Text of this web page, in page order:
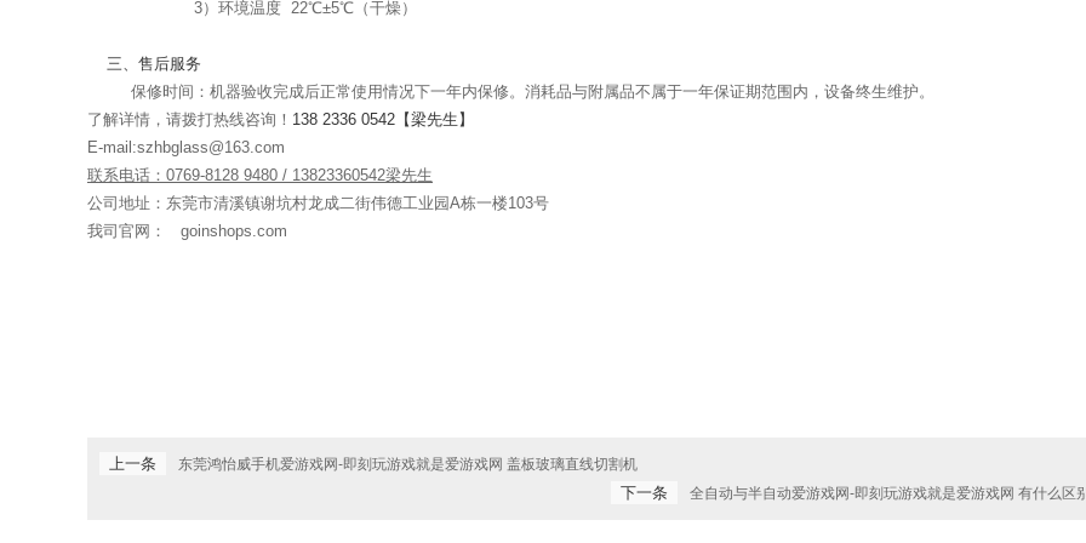
3）环境温度 22℃±5℃（干燥）
三、售后服务
保修时间：机器验收完成后正常使用情况下一年内保修。消耗品与附属品不属于一年保证期范围内，设备终生维护。
了解详情，请拨打热线咨询！ 138 2336 0542 【梁先生】
E-mail:szhbglass@163.com
联系电话： 0769-8128 9480 / 13823360542梁先生
公司地址：东莞市清溪镇谢坑村龙成二街伟德工业园A栋一楼103号
我司官网：
goinshops.com
上一条 东莞鸿怡威手机爱游戏网-即刻玩游戏就是爱游戏网 盖板玻璃直线切割机
下一条 全自动与半自动爱游戏网-即刻玩游戏就是爱游戏网 有什么区